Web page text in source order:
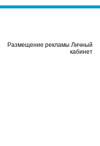
Размещение рекламы Личный
кабинет